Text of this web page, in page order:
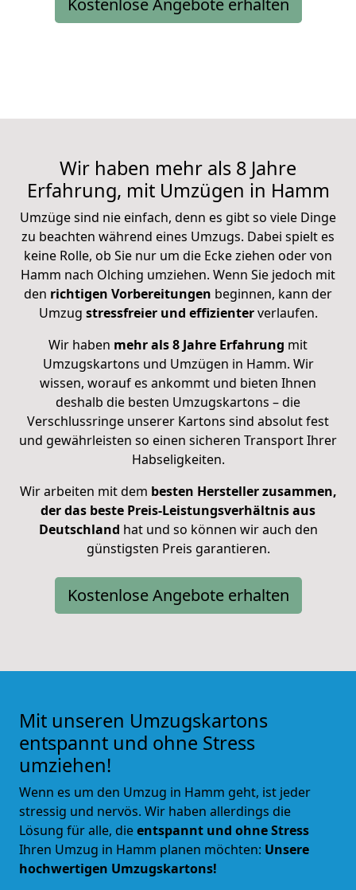
Kostenlose Angebote erhalten
Wir haben mehr als 8 Jahre
Erfahrung, mit Umzügen in Hamm
Umzüge sind nie einfach, denn es gibt so viele Dinge
zu beachten während eines Umzugs. Dabei spielt es
keine Rolle, ob Sie nur um die Ecke ziehen oder von
Hamm nach Olching umziehen. Wenn Sie jedoch mit
den richtigen Vorbereitungen beginnen, kann der
Umzug stressfreier und effizienterverlaufen.
Wir haben mehr als 8 Jahre Erfahrung mit
Umzugskartons und Umzügen in Hamm. Wir
wissen, worauf es ankommt und bieten Ihnen
deshalb die besten Umzugskartons – die
Verschlussringe unserer Kartons sind absolut fest
und gewährleisten so einen sicheren Transport Ihrer
Habseligkeiten.
Wir arbeiten mit dem besten Hersteller zusammen,
der das beste Preis-Leistungsverhältnis aus
Deutschland hatund so können wir auch den
günstigsten Preis garantieren.
Kostenlose Angebote erhalten
Mit unseren Umzugskartons
entspannt und ohne Stress
umziehen!
Wenn es um den Umzug in Hamm geht, ist jeder
stressig und nervös. Wir haben allerdings die
Lösung für alle, dieentspannt und ohne Stress
Ihren Umzug in Hamm planen möchten: Unsere
hochwertigen Umzugskartons!